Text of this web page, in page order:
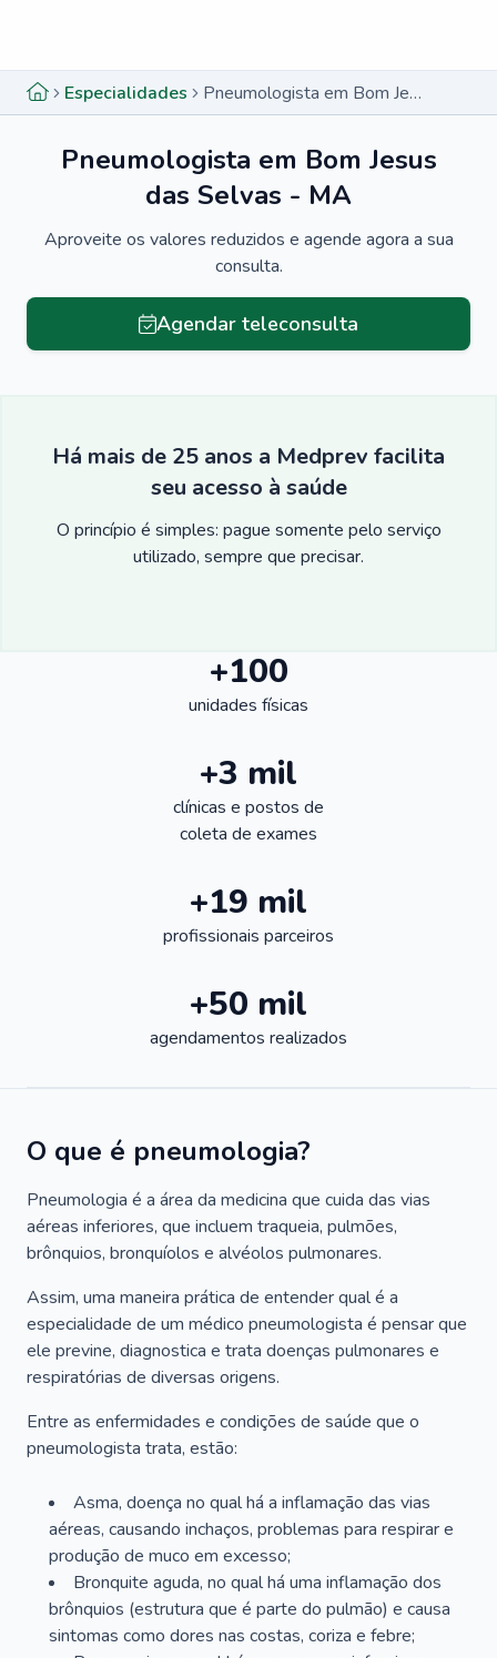
Especialidades Pneumologista em Bom Jesus das Selvas - MA
Pneumologista em Bom Jesus
das Selvas - MA
Aproveite os valores reduzidos e agende agora a sua
consulta.
Agendar teleconsulta
Há mais de 25 anos a Medprev facilita
seu acesso à saúde
O princípio é simples: pague somente pelo serviço
utilizado, sempre que precisar.
+100
unidades físicas
+3 mil
clínicas e postos de
coleta de exames
+19 mil
profissionais parceiros
+50 mil
agendamentos realizados
O que é pneumologia?
Pneumologia é a área da medicina que cuida das vias
aéreas inferiores, que incluem traqueia, pulmões,
brônquios, bronquíolos e alvéolos pulmonares.
Assim, uma maneira prática de entender qual é a
especialidade de um médico pneumologista é pensar que
ele previne, diagnostica e trata doenças pulmonares e
respiratórias de diversas origens.
Entre as enfermidades e condições de saúde que o
pneumologista trata, estão:
Asma, doença no qual há a inflamação das vias
aéreas, causando inchaços, problemas para respirar e
produção de muco em excesso;
Bronquite aguda, no qual há uma inflamação dos
brônquios (estrutura que é parte do pulmão) e causa
sintomas como dores nas costas, coriza e febre;